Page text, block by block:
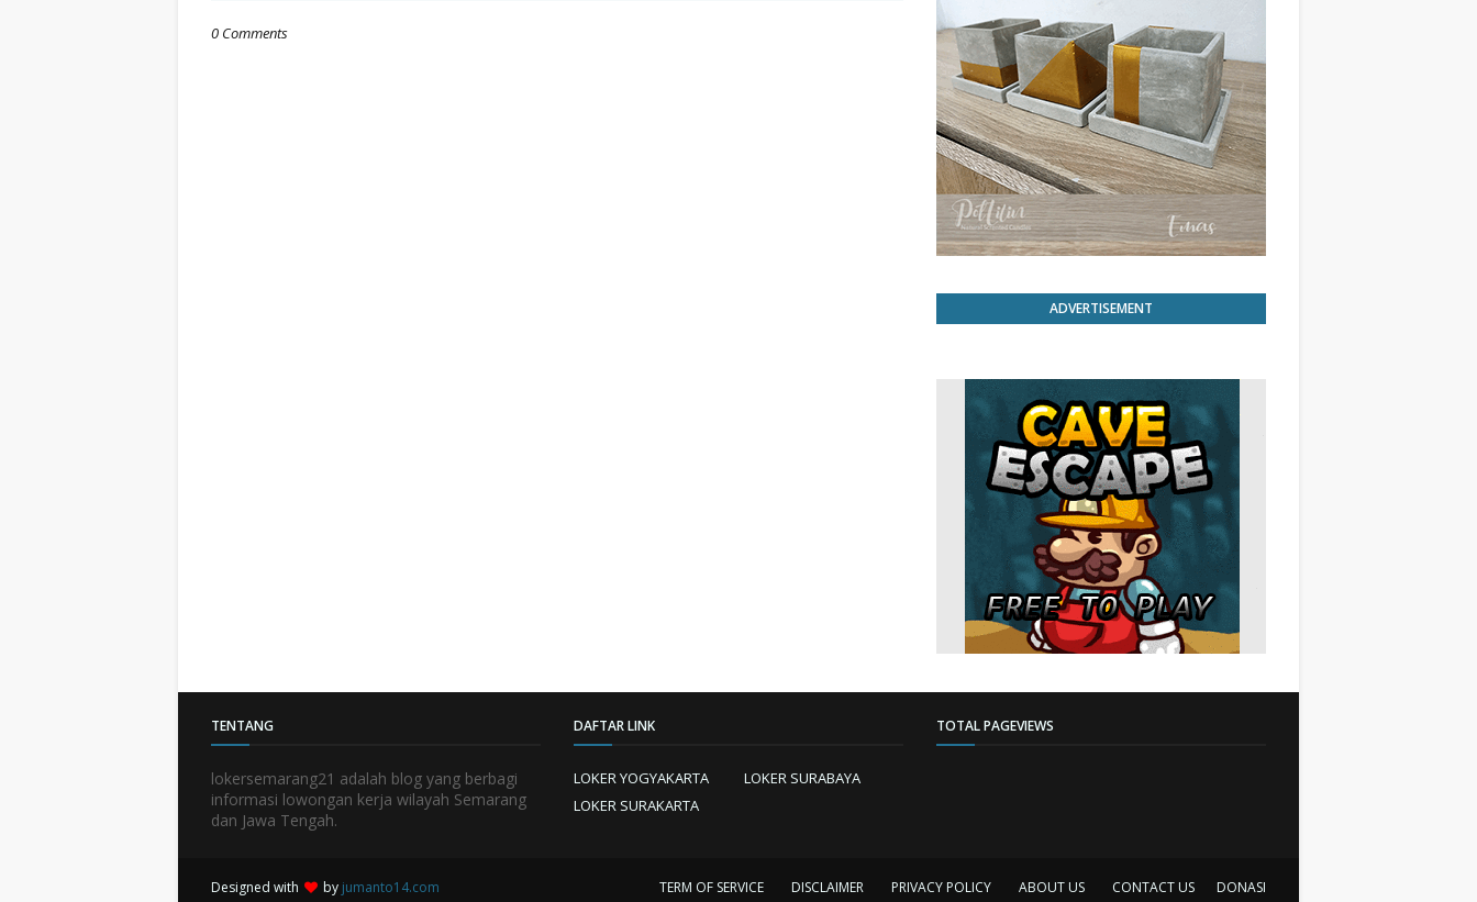
0 Comments
ADVERTISEMENT
TENTANG
lokersemarang21 adalah blog yang berbagi
informasi lowongan kerja wilayah Semarang
dan Jawa Tengah.
DAFTAR LINK
LOKER YOGYAKARTA
LOKER SURABAYA
LOKER SURAKARTA
TOTAL PAGEVIEWS
TERM OF SERVICE DISCLAIMER PRIVACY POLICY ABOUT US CONTACT US DONASI
Designed with by jumanto14.com